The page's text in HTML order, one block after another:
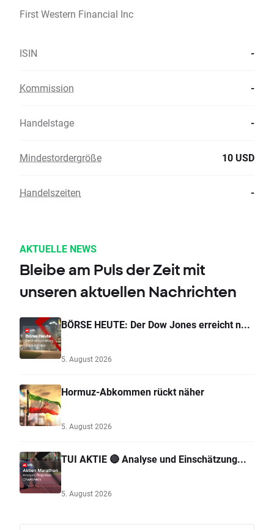
First Western Financial Inc
ISIN -
Kommission -
Handelstage -
Mindestordergröße 10 USD
Handelszeiten -
AKTUELLE NEWS
Bleibe am Puls der Zeit mit
unseren aktuellen Nachrichten
BÖRSE HEUTE: Der Dow Jones erreicht n...
5. August 2026
Hormuz-Abkommen rückt näher
5. August 2026
TUI AKTIE 🔴 Analyse und Einschätzung...
5. August 2026